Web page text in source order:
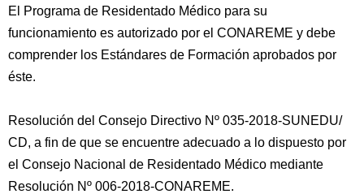
El Programa de Residentado Médico para su
funcionamiento es autorizado por el CONAREME y debe
comprender los Estándares de Formación aprobados por
éste.
Resolución del Consejo Directivo Nº 035-2018-SUNEDU/
CD, a fin de que se encuentre adecuado a lo dispuesto por
el Consejo Nacional de Residentado Médico mediante
Resolución Nº 006-2018-CONAREME.